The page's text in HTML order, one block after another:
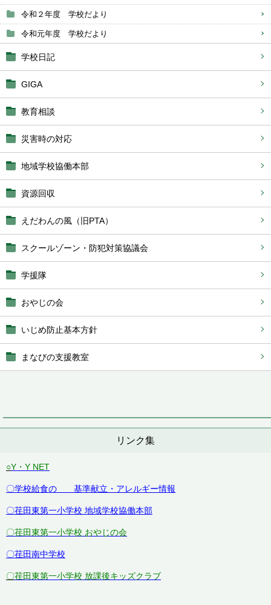
令和２年度 学校だより
令和元年度 学校だより
学校日記
GIGA
教育相談
災害時の対応
地域学校協働本部
資源回収
えだわんの風（旧PTA）
スクールゾーン・防犯対策協議会
学援隊
おやじの会
いじめ防止基本方針
まなびの支援教室
リンク集
○Y・Y NET
〇学校給食の 基準献立・アレルギー情報
〇荏田東第一小学校 地域学校協働本部
〇荏田東第一小学校 おやじの会
〇荏田南中学校
〇荏田東第一小学校 放課後キッズクラブ